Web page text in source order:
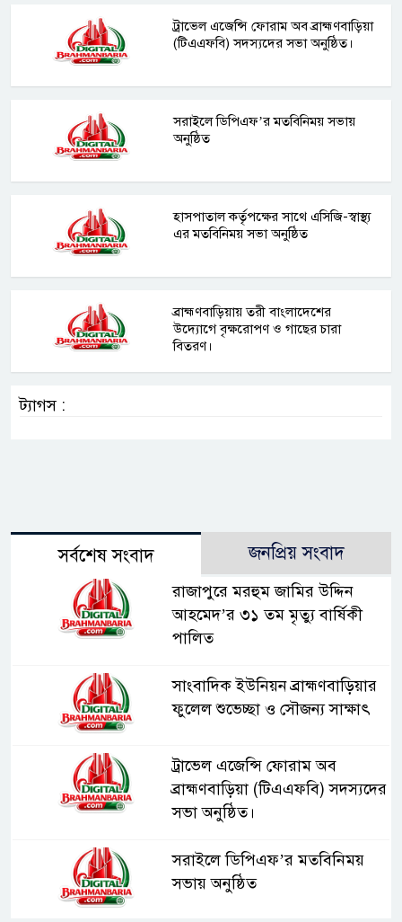
ট্রাভেল এজেন্সি ফোরাম অব ব্রাহ্মণবাড়িয়া
(টিএএফবি) সদস্যদের সভা অনুষ্ঠিত।
সরাইলে ডিপিএফ’র মতবিনিময় সভায়
অনুষ্ঠিত
হাসপাতাল কর্তৃপক্ষের সাথে এসিজি-স্বাস্থ্য
এর মতবিনিময় সভা অনুষ্ঠিত
ব্রাহ্মণবাড়িয়ায় তরী বাংলাদেশের
উদ্যোগে বৃক্ষরোপণ ও গাছের চারা
বিতরণ।
ট্যাগস :
সর্বশেষ সংবাদ জনপ্রিয় সংবাদ
রাজাপুরে মরহুম জামির উদ্দিন
আহমেদ’র ৩১ তম মৃত্যু বার্ষিকী
পালিত
সাংবাদিক ইউনিয়ন ব্রাহ্মণবাড়িয়ার
ফুলেল শুভেচ্ছা ও সৌজন্য সাক্ষাৎ
ট্রাভেল এজেন্সি ফোরাম অব
ব্রাহ্মণবাড়িয়া (টিএএফবি) সদস্যদের
সভা অনুষ্ঠিত।
সরাইলে ডিপিএফ’র মতবিনিময়
সভায় অনুষ্ঠিত